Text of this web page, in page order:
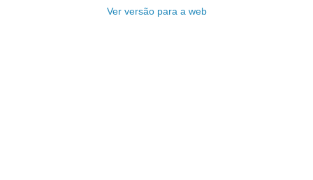
Ver versão para a web